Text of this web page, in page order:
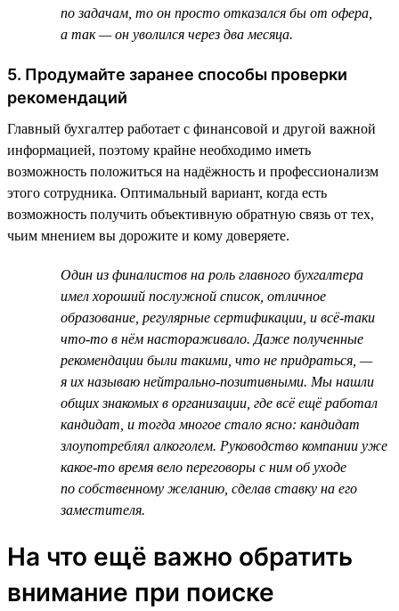
по задачам, то он просто отказался бы от офера,
а так — он уволился через два месяца.
5. Продумайте заранее способы проверки
рекомендаций
Главный бухгалтер работает с финансовой и другой важной
информацией, поэтому крайне необходимо иметь
возможность положиться на надёжность и профессионализм
этого сотрудника. Оптимальный вариант, когда есть
возможность получить объективную обратную связь от тех,
чьим мнением вы дорожите и кому доверяете.
Один из финалистов на роль главного бухгалтера
имел хороший послужной список, отличное
образование, регулярные сертификации, и всё-таки
что-то в нём настораживало. Даже полученные
рекомендации были такими, что не придраться, —
я их называю нейтрально-позитивными. Мы нашли
общих знакомых в организации, где всё ещё работал
кандидат, и тогда многое стало ясно: кандидат
злоупотреблял алкоголем. Руководство компании уже
какое-то время вело переговоры с ним об уходе
по собственному желанию, сделав ставку на его
заместителя.
На что ещё важно обратить
внимание при поиске